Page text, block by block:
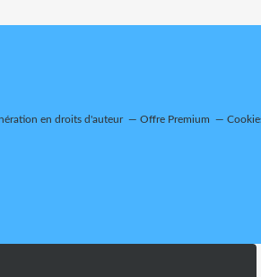
en droits d'auteur Offre Premium